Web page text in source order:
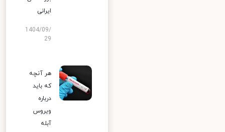
ایرانی
1404/09/
29
هر آنچه
که باید
درباره
ویروس
آبله